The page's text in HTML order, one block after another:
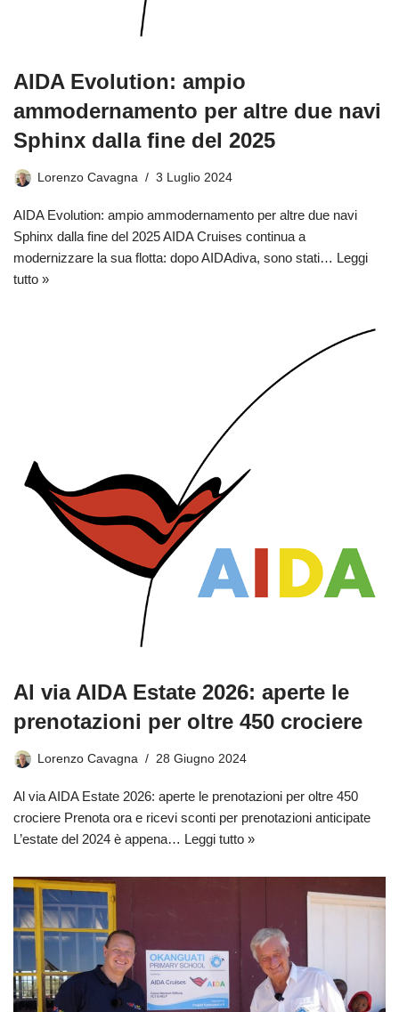
AIDA Evolution: ampio
ammodernamento per altre due navi
Sphinx dalla fine del 2025
Lorenzo Cavagna 3 Luglio 2024
AIDA Evolution: ampio ammodernamento per altre due navi
Sphinx dalla fine del 2025 AIDA Cruises continua a
modernizzare la sua flotta: dopo AIDAdiva, sono stati… Leggi
tutto »
Al via AIDA Estate 2026: aperte le
prenotazioni per oltre 450 crociere
Lorenzo Cavagna 28 Giugno 2024
Al via AIDA Estate 2026: aperte le prenotazioni per oltre 450
crociere Prenota ora e ricevi sconti per prenotazioni anticipate
L’estate del 2024 è appena… Leggi tutto »